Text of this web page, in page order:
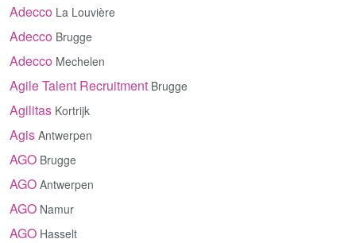
Adecco La Louvière
Adecco Brugge
Adecco Mechelen
Agile Talent Recruitment Brugge
Agilitas Kortrijk
Agis Antwerpen
AGO Brugge
AGO Antwerpen
AGO Namur
AGO Hasselt